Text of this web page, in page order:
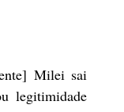
Milei sai
legitimidade